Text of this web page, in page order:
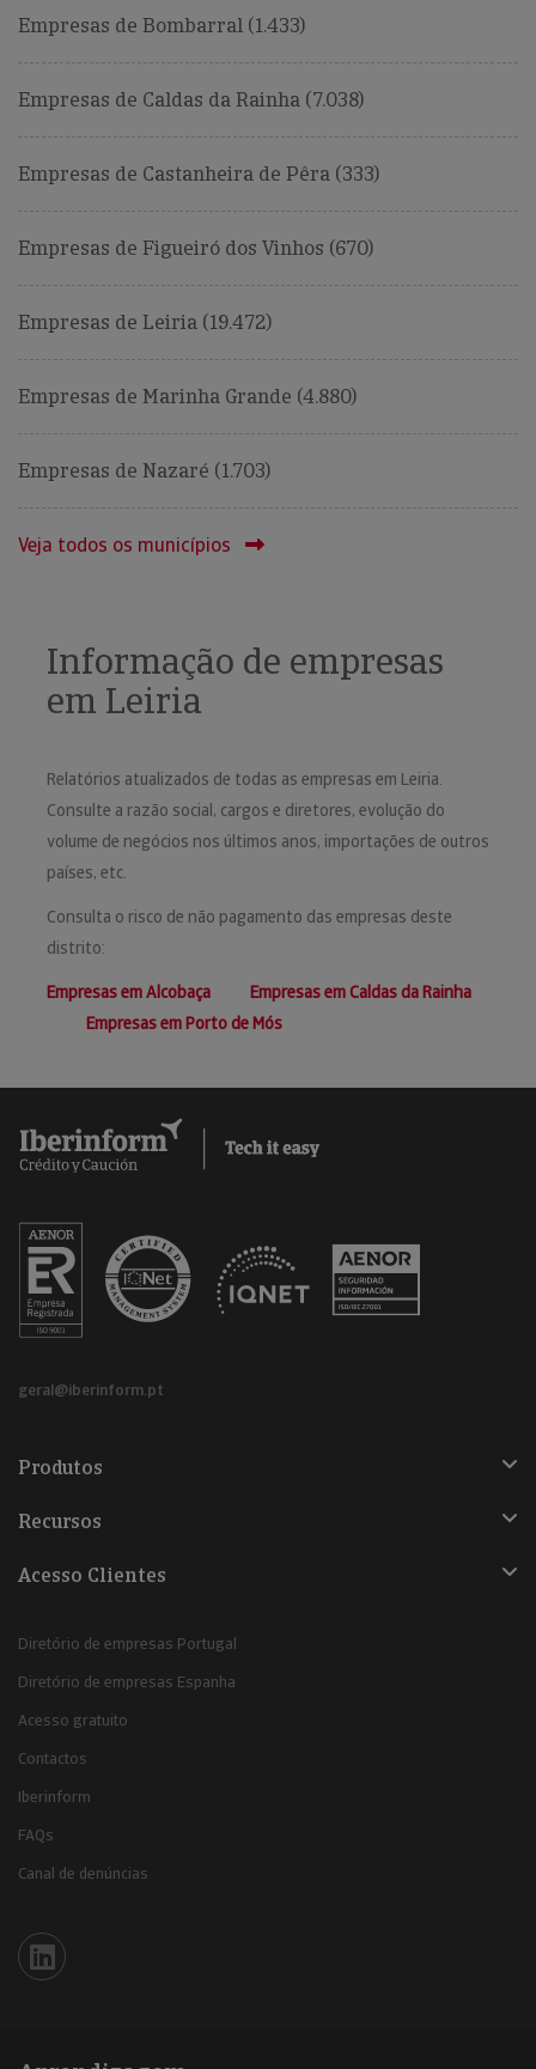
Empresas de Bombarral (1.433)
Empresas de Caldas da Rainha (7.038)
Empresas de Castanheira de Pêra (333)
Empresas de Figueiró dos Vinhos (670)
Empresas de Leiria (19.472)
Empresas de Marinha Grande (4.880)
Empresas de Nazaré (1.703)
Veja todos os municípios
Informação de empresas
em Leiria
Relatórios atualizados de todas as empresas em Leiria.
Consulte a razão social, cargos e diretores, evolução do
volume de negócios nos últimos anos, importações de outros
países, etc.
Consulta o risco de não pagamento das empresas deste
distrito:
Empresas em Alcobaça
Empresas em Caldas da Rainha
Empresas em Porto de Mós
geral@iberinform.pt
Produtos
Recursos
Acesso Clientes
Diretório de empresas Portugal
Diretório de empresas Espanha
Acesso gratuito
Contactos
Iberinform
FAQs
Canal de denúncias
Iberinform en Linkedin